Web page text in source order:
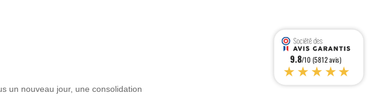
un nouveau jour, une consolidation
9.8/10 (5812 avis)
★★★★★